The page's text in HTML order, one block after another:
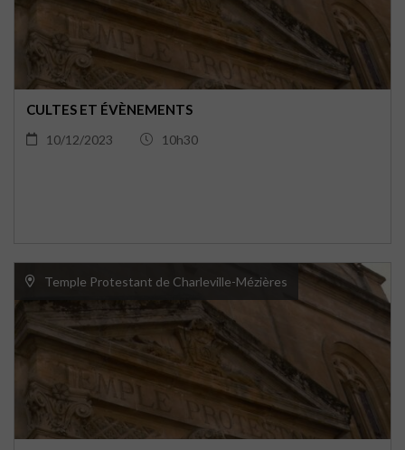
CULTES ET ÉVÈNEMENTS
10/12/2023 10h30
Temple Protestant de Charleville-Mézières